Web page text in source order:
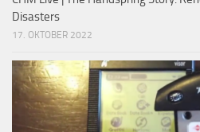
Disasters
17. OKTOBER 2022